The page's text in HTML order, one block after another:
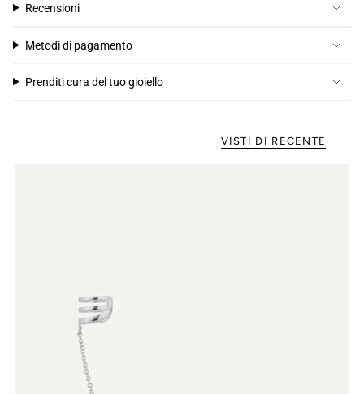
Recensioni
Metodi di pagamento
Prenditi cura del tuo gioiello
VISTI DI RECENTE